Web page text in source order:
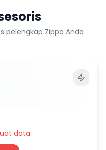
pelengkap Zippo Anda
data